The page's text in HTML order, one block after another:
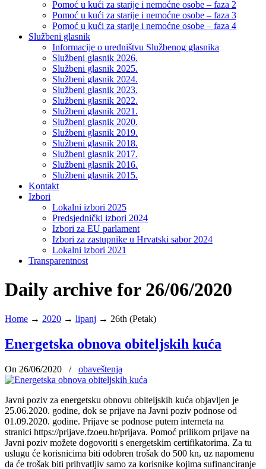
Pomoć u kući za starije i nemoćne osobe – faza 2
Pomoć u kući za starije i nemoćne osobe – faza 3
Pomoć u kući za starije i nemoćne osobe – faza 4
Službeni glasnik
Informacije o uredništvu Službenog glasnika
Službeni glasnik 2026.
Službeni glasnik 2025.
Službeni glasnik 2024.
Službeni glasnik 2023.
Službeni glasnik 2022.
Službeni glasnik 2021.
Službeni glasnik 2020.
Službeni glasnik 2019.
Službeni glasnik 2018.
Službeni glasnik 2017.
Službeni glasnik 2016.
Službeni glasnik 2015.
Kontakt
Izbori
Lokalni izbori 2025
Predsjednički izbori 2024
Izbori za EU parlament
Izbori za zastupnike u Hrvatski sabor 2024
Lokalni izbori 2021
Transparentnost
Daily archive for 26/06/2020
Home → 2020 → lipanj → 26th (Petak)
Energetska obnova obiteljskih kuća
On 26/06/2020 / obaveštenja
Javni poziv za energetsku obnovu obiteljskih kuća objavljen je
25.06.2020. godine, dok se prijave na Javni poziv podnose od
01.09.2020. godine. Prijave se podnose putem interneta na
stranici https://prijave.fzoeu.hr/prijava. Pomoć prilikom prijave na
Javni poziv možete dogovoriti s energetskim certifikatorima. Za tu
uslugu će korisnicima biti odobren trošak do 500 kn, uz napomenu
da će trošak biti prihvatljiv samo za korisnike kojima sufinanciranje